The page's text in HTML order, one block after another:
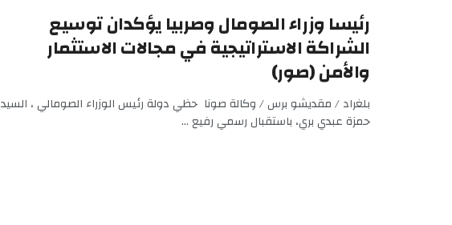
رئيسا وزراء الصومال وصربيا يؤكدان توسيع
الشراكة الاستراتيجية في مجالات الاستثمار
والأمن (صور)
بلغراد / مقديشو برس / وكالة صونا حظي دولة رئيس الوزراء الصومالي ، السيد
حمزة عبدي بري، باستقبال رسمي رفيع ...